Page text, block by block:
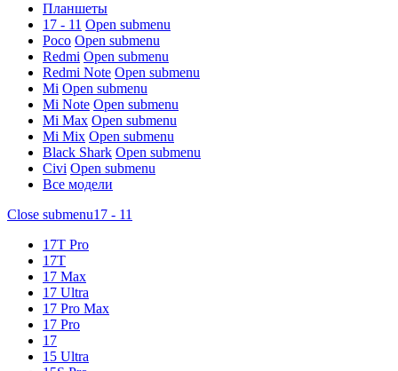
Планшеты
17 - 11 Open submenu
Poco Open submenu
Redmi Open submenu
Redmi Note Open submenu
Mi Open submenu
Mi Note Open submenu
Mi Max Open submenu
Mi Mix Open submenu
Black Shark Open submenu
Civi Open submenu
Все модели
Close submenu17 - 11
17T Pro
17T
17 Max
17 Ultra
17 Pro Max
17 Pro
17
15 Ultra